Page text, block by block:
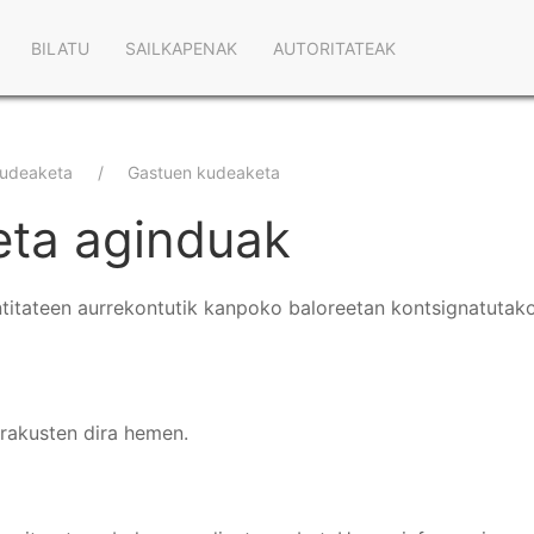
BILATU SAILKAPENAK AUTORITATEAK
Gastuen kudeaketa
aginduak
aurrekontutik kanpoko baloreetan
dira hemen.